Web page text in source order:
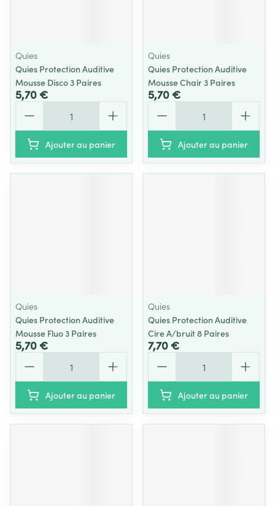
Quies
Quies Protection Auditive
Mousse Disco 3 Paires
5,70 €
Ajouter au panier
Quies
Quies Protection Auditive
Mousse Chair 3 Paires
5,70 €
Ajouter au panier
Quies
Quies Protection Auditive
Mousse Fluo 3 Paires
5,70 €
Ajouter au panier
Quies
Quies Protection Auditive
Cire A/bruit 8 Paires
7,70 €
Ajouter au panier